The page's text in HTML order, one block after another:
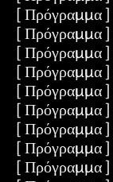
[ Πρόγραμμα
[ Πρόγραμμα
[ Πρόγραμμα ]
[ Πρόγραμμα ]
[ Πρόγραμμα ]
[ Πρόγραμμα ]
[ Πρόγραμμα ]
[ Πρόγραμμα ]
[ Πρόγραμμα ]